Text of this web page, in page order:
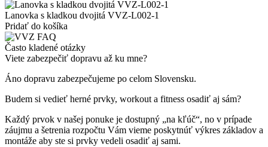
Lanovka s kladkou dvojitá VVZ-L002-1
Pridať do košíka
Často kladené otázky
Viete zabezpečiť dopravu až ku mne?
Áno dopravu zabezpečujeme po celom Slovensku.
Budem si vedieť herné prvky, workout a fitness osadiť aj sám?
Každý prvok v našej ponuke je dostupný „na kľúč“, no v prípade
záujmu a šetrenia rozpočtu Vám vieme poskytnúť výkres základov a
montáže aby ste si prvky vedeli osadiť aj sami.